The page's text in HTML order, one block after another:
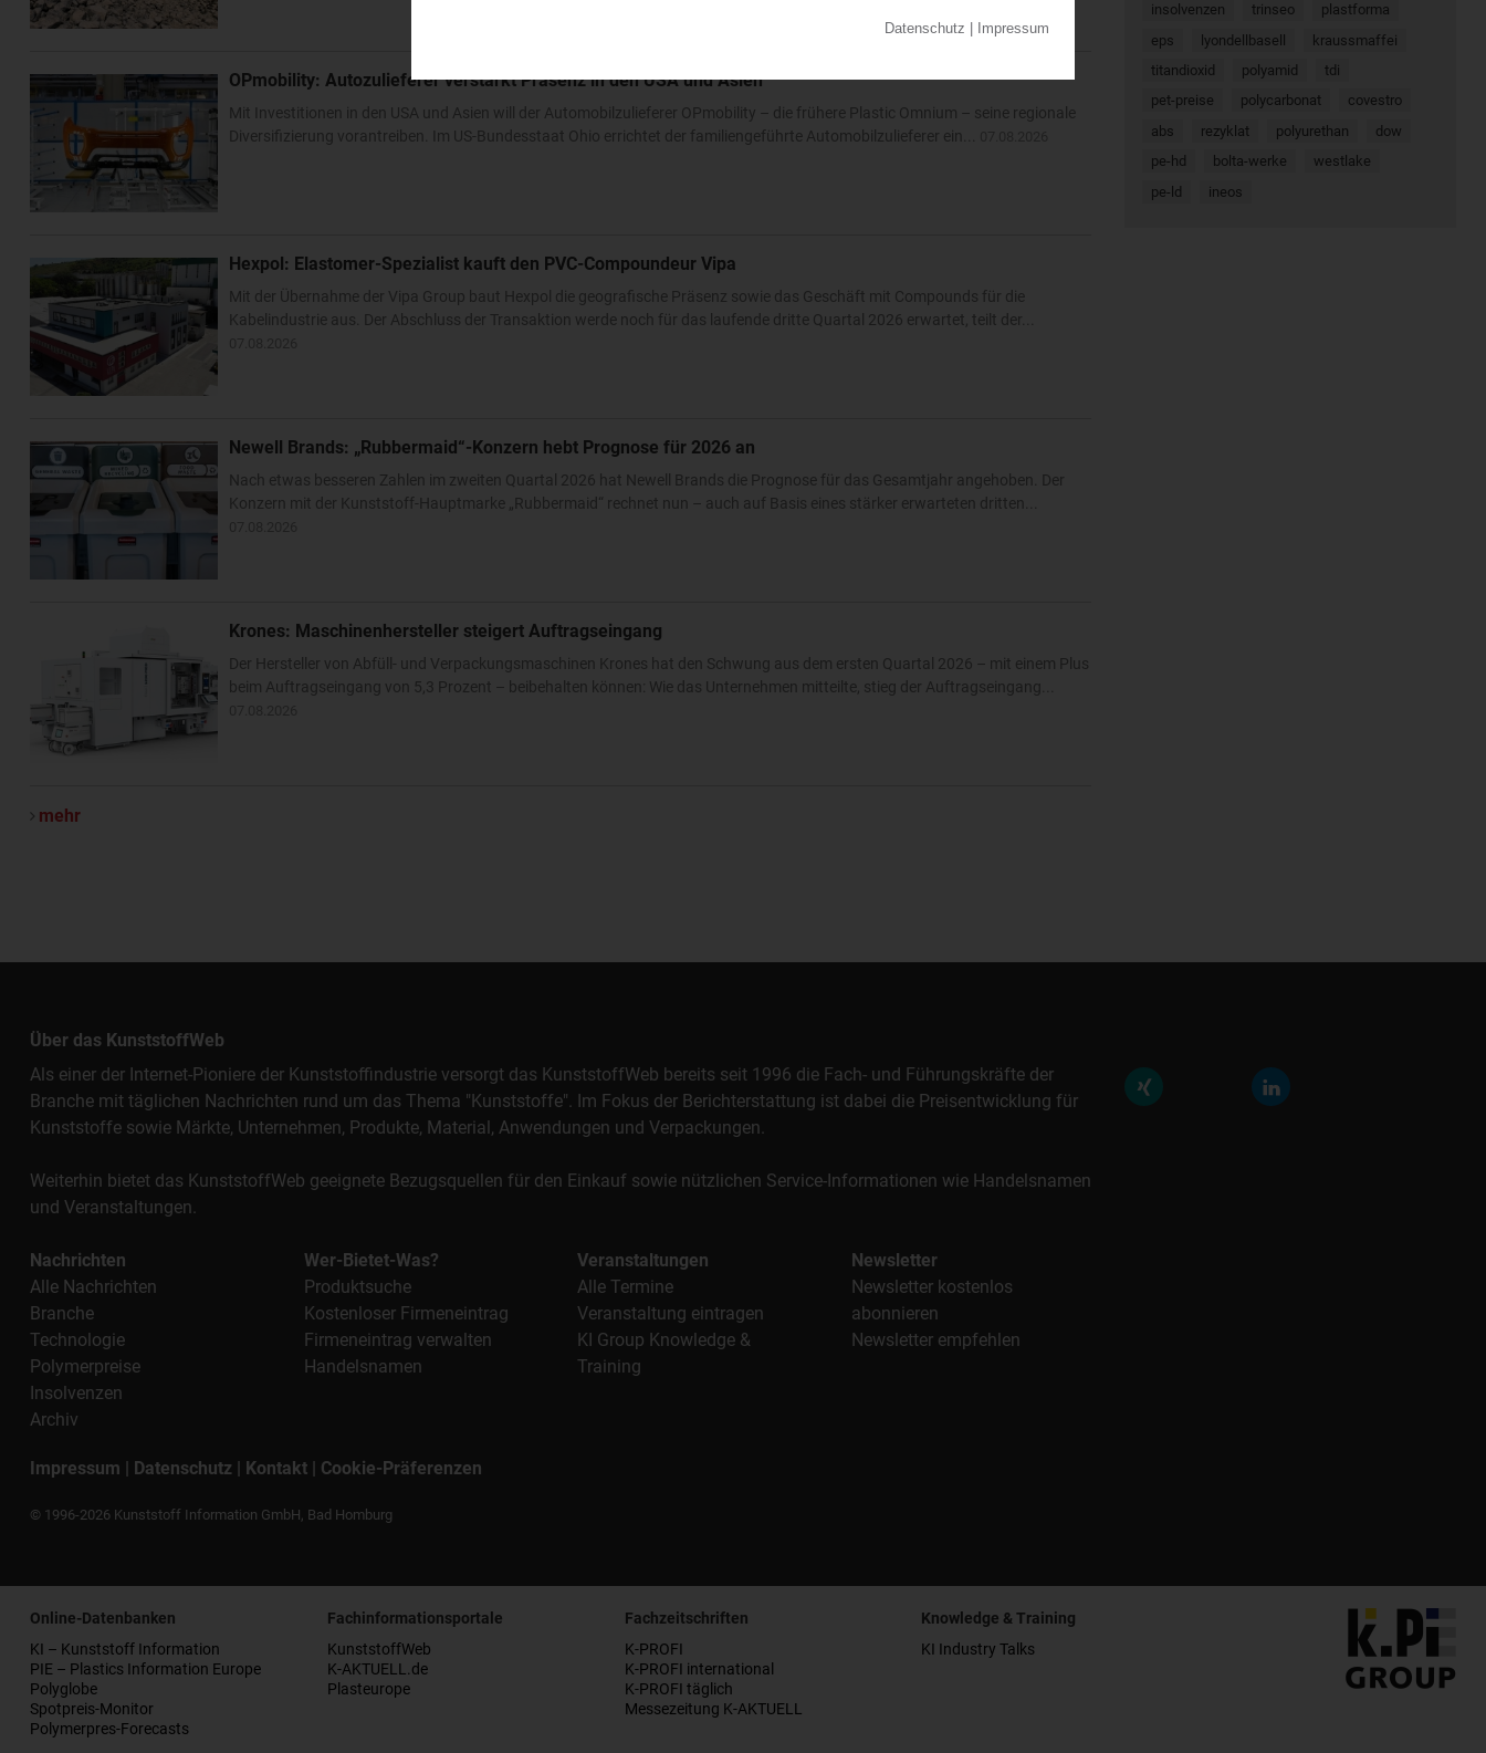
OPmobility: Autozulieferer verstärkt Präsenz in den USA und Asien
Mit Investitionen in den USA und Asien will der Automobilzulieferer OPmobility – die frühere Plastic Omnium – seine regionale
Diversifizierung vorantreiben. Im US-Bundesstaat Ohio errichtet der familiengeführte Automobilzulieferer ein...
Hexpol: Elastomer-Spezialist kauft den PVC-Compoundeur Vipa
Mit der Übernahme der Vipa Group baut Hexpol die geografische Präsenz sowie das Geschäft mit Compounds für die
Kabelindustrie aus. Der Abschluss der Transaktion werde noch für das laufende dritte Quartal 2026 erwartet, teilt der...
Newell Brands: „Rubbermaid“-Konzern hebt Prognose für 2026 an
Nach etwas besseren Zahlen im zweiten Quartal 2026 hat Newell Brands die Prognose für das Gesamtjahr angehoben. Der
Konzern mit der Kunststoff-Hauptmarke „Rubbermaid“ rechnet nun – auch auf Basis eines stärker erwarteten dritten...
Krones: Maschinenhersteller steigert Auftragseingang
Der Hersteller von Abfüll- und Verpackungsmaschinen Krones hat den Schwung aus dem ersten Quartal 2026 – mit einem Plus
beim Auftragseingang von 5,3 Prozent – beibehalten können: Wie das Unternehmen mitteilte, stieg der Auftragseingang...
mehr
insolvenzen
trinseo
plastforma
eps
lyondellbasell
kraussmaffei
titandioxid
polyamid
tdi
pet-preise
polycarbonat
covestro
abs
rezyklat polyurethan
dow
pe-hd
bolta-werke
westlake
pe-ld
ineos
Über das KunststoffWeb
Als einer der Internet-Pioniere der Kunststoffindustrie versorgt das KunststoffWeb bereits seit 1996 die Fach- und Führungskräfte der
Branche mit täglichen Nachrichten rund um das Thema "Kunststoffe". Im Fokus der Berichterstattung ist dabei die Preisentwicklung für
Kunststoffe sowie Märkte, Unternehmen, Produkte, Material, Anwendungen und Verpackungen.
Weiterhin bietet das KunststoffWeb geeignete Bezugsquellen für den Einkauf sowie nützlichen Service-Informationen wie Handelsnamen
und Veranstaltungen.
Nachrichten
Alle Nachrichten
Branche
Technologie
Polymerpreise
Insolvenzen
Archiv
Wer-Bietet-Was?
Produktsuche
Kostenloser Firmeneintrag
Firmeneintrag verwalten
Handelsnamen
Veranstaltungen
Alle Termine
Veranstaltung eintragen
KI Group Knowledge &
Training
Newsletter
Newsletter kostenlos
abonnieren
Newsletter empfehlen
Impressum | Datenschutz | Kontakt | Cookie-Präferenzen
© 1996-2026 Kunststoff Information GmbH, Bad Homburg
Online-Datenbanken
KI – Kunststoff Information
PIE – Plastics Information Europe
Polyglobe
Spotpreis-Monitor
Polymerpres-Forecasts
Fachinformationsportale
KunststoffWeb
K-AKTUELL.de
Plasteurope
Fachzeitschriften
K-PROFI
K-PROFI international
K-PROFI täglich
Messezeitung K-AKTUELL
Knowledge & Training
KI Industry Talks